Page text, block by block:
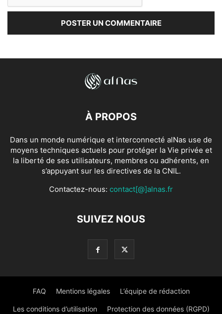
À PROPOS
Dans un monde numérique et interconnecté alNas use de
moyens techniques actuels pour protéger la Vie privée et
la liberté de ses utilisateurs, membres ou adhérents, en
s’appuyant sur les directives de la CNIL.
Contactez-nous: contact[@]alnas.fr
SUIVEZ NOUS
FAQ Mentions légales L’équipe de rédaction
Les conditions d’utilisation Protection des données (RGPD)